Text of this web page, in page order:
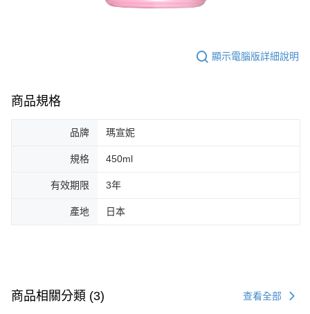
顯示電腦版詳細說明
商品規格
品牌 瑪宣妮
規格 450ml
有效期限 3年
產地 日本
商品相關分類 (3) 查看全部